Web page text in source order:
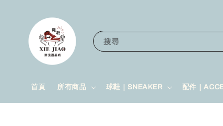
搜尋
首頁 所有商品 球鞋｜SNEAKER 配件｜